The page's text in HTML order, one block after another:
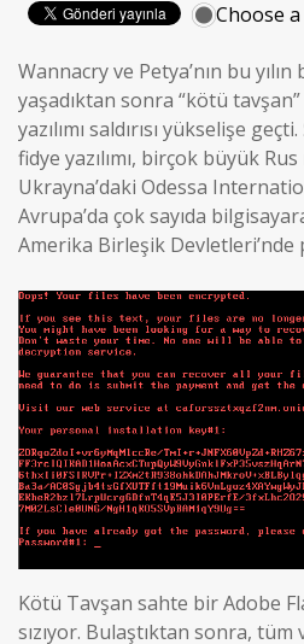
Choose
Wannacry ve Petya’nın bu
yaşadıktan sonra “kötü
yazılımı saldırısı yükselişe geçti.
fidye yazılımı, birçok büyük Rus
Ukrayna’daki Odessa
Avrupa’da çok sayıda
Amerika Birleşik
Kötü Tavşan sahte bir Adobe
sızıyor. Bulaştıktan sonra,